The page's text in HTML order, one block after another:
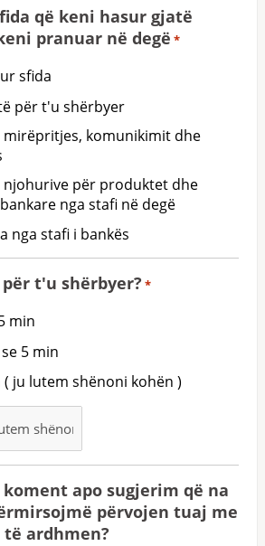
që keni hasur gjatë
pranuar në degë *
sfida
për t'u shërbyer
mirëpritjes, komunikimit dhe
njohurive për produktet dhe
nga stafi në degë
nga stafi i bankës
t'u shërbyer? *
min
5 min
( ju lutem shënoni kohën )
apo sugjerim që na
përvojen tuaj me
ardhmen?